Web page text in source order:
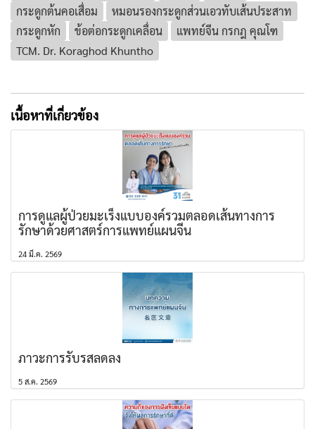
กระดูกต้นคอเสื่อม
หมอนรองกระดูกส่วนเอวทับเส้นประสาท
กระดูกหัก
ข้อต่อกระดูกเคลื่อน
แพทย์จีน กรกฎ คุณโฑ
TCM. Dr. Koraghod Khuntho
เนื้อหาที่เกี่ยวข้อง
การดูแลผู้ป่วยมะเร็งแบบองค์รวมตลอดเส้นทางการ
รักษาด้วยศาสตร์การแพทย์แผนจีน
24 มี.ค. 2569
ภาวะการรับรสลดลง
5 ส.ค. 2569